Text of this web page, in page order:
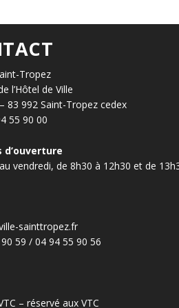
Tropez
l’Hôtel de Ville
83 992 Saint-Tropez cedex
55 90 00
d’ouverture
vendredi, de 8h30 à 12h30 et de
sainttropez.fr
59 / 04 94 55 90 56
– réservé aux VTC